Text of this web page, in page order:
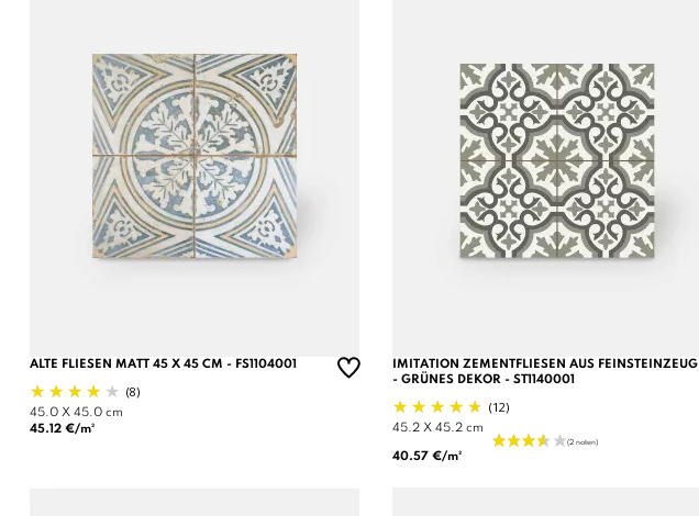
ALTE FLIESEN MATT 45 X 45 CM - FS1104001
(8)
45.0 X 45.0 cm
45.12 €/m²
IMITATION ZEMENTFLIESEN AUS FEINSTEINZEUG
- GRÜNES DEKOR - ST1140001
(12)
45.2 X 45.2 cm
40.57 €/m²